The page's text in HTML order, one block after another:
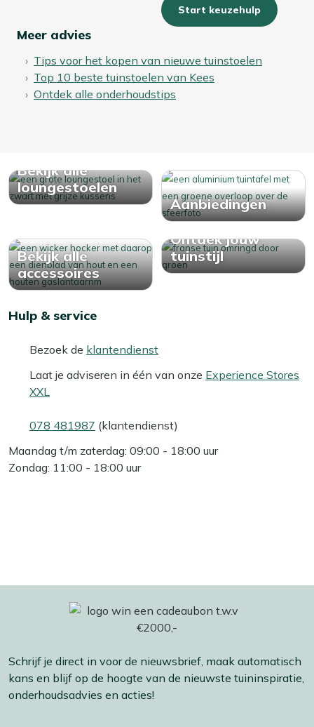
Start keuzehulp
Meer advies
Tips voor het kopen van nieuwe tuinstoelen
Top 10 beste tuinstoelen van Kees
Ontdek alle onderhoudstips
Bekijk alle
loungestoelen
Aanbiedingen
Bekijk alle
accessoires
Ontdek jouw
tuinstijl
Hulp & service
Bezoek de klantendienst
Laat je adviseren in één van onze Experience Stores
XXL
078 481987 (klantendienst)
Maandag t/m zaterdag: 09:00 - 18:00 uur
Zondag: 11:00 - 18:00 uur
Schrijf je direct in voor de nieuwsbrief, maak automatisch
kans en blijf op de hoogte van de nieuwste tuininspiratie,
onderhoudsadvies en acties!